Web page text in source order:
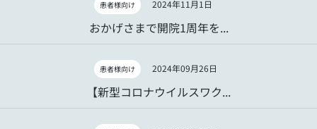
2024年11月1日
患者様向け
おかげさまで開院1周年を...
2024年09月26日
患者様向け
【新型コロナウイルスワク...